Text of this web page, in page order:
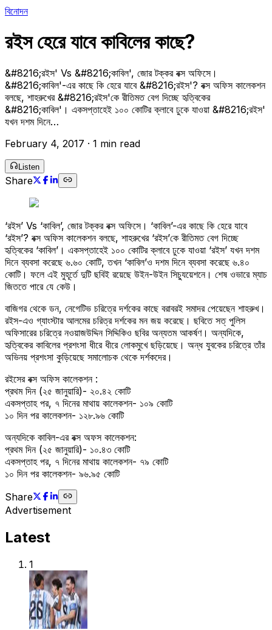
বিনোদন
রইস হেরে যাবে কাবিলের কাছে?
&#8216;রইস' Vs &#8216;কাবিল', জোর টক্কর বক্স অফিসে।
&#8216;কাবিল'-এর কাছে কি হেরে যাবে &#8216;রইস'? বক্স অফিস কালেকশন
বলছে, শাহরুখের &#8216;রইস'কে রীতিমত বেগ দিচ্ছে হৃত্বিকের
&#8216;কাবিল'। একসপ্তাহেই ১০০ কোটির ক্লাবে ঢুকে যাওয়া &#8216;রইস'
যখন দশম দিনে…
February 4, 2017 · 1 min read
Listen
Share
‘রইস’ Vs ‘কাবিল’, জোর টক্কর বক্স অফিসে। ‘কাবিল’-এর কাছে কি হেরে যাবে
‘রইস’? বক্স অফিস কালেকশন বলছে, শাহরুখের ‘রইস’কে রীতিমত বেগ দিচ্ছে
হৃত্বিকের ‘কাবিল’। একসপ্তাহেই ১০০ কোটির ক্লাবে ঢুকে যাওয়া ‘রইস’ যখন দশম
দিনে ব্যবসা করেছে ৬.৬০ কোটি, তখন ‘কাবিল’ও দশম দিনে ব্যবসা করেছে ৬.৪০
কোটি। ফলে এই মুহূর্তে দুটি ছবিই রয়েছে উইন-উইন সিচ্যুয়েশনে। শেষ ওভারে ম্যাচ
জিততে পারে যে কেউ।
বাজিগর থেকে ডন, নেগেটিভ চরিত্রে দর্শকের কাছে বরাবরই সমাদর পেয়েছেন শাহরুখ।
রইস-এও গ্যাংস্টার আলমের চরিত্র দর্শকের মন জয় করেছে। ছবিতে সত্ পুলিস
অফিসারের চরিত্রে নওয়াজউদ্দিন সিদ্দিকিও ছবির অন্যতম আকর্ষণ। অন্যদিকে,
হৃত্বিকের কাবিলের প্রশংসা ধীরে ধীরে লোকমুখে ছড়িয়েছে। অন্ধ যুবকের চরিত্রে তাঁর
অভিনয় প্রশংসা কুড়িয়েছে সমালোচক থেকে দর্শকদের।
রইসের বক্স অফিস কালেকশন :
প্রথম দিন (২৫ জানুয়ারি)- ২০.৪২ কোটি
একসপ্তাহ পর, ৭ দিনের মাথায় কালেকশন- ১০৯ কোটি
১০ দিন পর কালেকশন- ১২৮.৯৬ কোটি
অন্যদিকে কাবিল-এর বক্স অফস কালেকশন:
প্রথম দিন (২৫ জানুয়ারি)- ১০.৪৩ কোটি
একসপ্তাহ পর, ৭ দিনের মাথায় কালেকশন- ৭৯ কোটি
১০ দিন পর কালেকশন- ৯৬.৯৫ কোটি
Share
Advertisement
Latest
1